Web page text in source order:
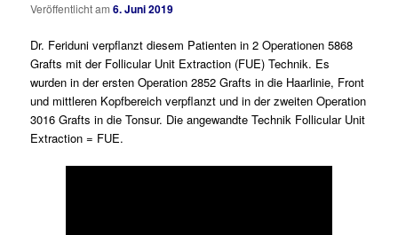
Veröffentlicht am6. Juni 2019
Dr. Feriduni verpflanzt diesem Patienten in 2 Operationen 5868
Grafts mit der Follicular Unit Extraction (FUE) Technik. Es
wurden in der ersten Operation 2852 Grafts in die Haarlinie, Front
und mittleren Kopfbereich verpflanzt und in der zweiten Operation
3016 Grafts in die Tonsur. Die angewandte Technik Follicular Unit
Extraction = FUE.